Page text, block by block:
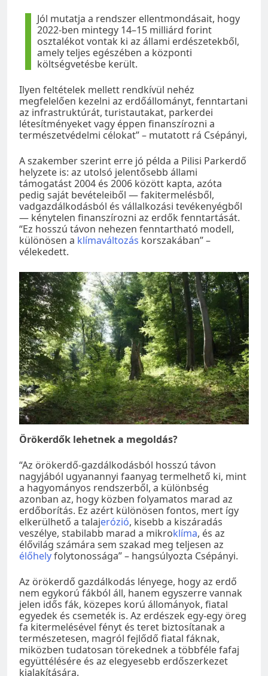
Jól mutatja a rendszer ellentmondásait, hogy
2022-ben mintegy 14–15 milliárd forint
osztalékot vontak ki az állami erdészetekből,
amely teljes egészében a központi
költségvetésbe került.
Ilyen feltételek mellett rendkívül nehéz
megfelelően kezelni az erdőállományt, fenntartani
az infrastruktúrát, turistautakat, parkerdei
létesítményeket vagy éppen finanszírozni a
természetvédelmi célokat” – mutatott rá Csépányi,
A szakember szerint erre jó példa a Pilisi Parkerdő
helyzete is: az utolsó jelentősebb állami
támogatást 2004 és 2006 között kapta, azóta
pedig saját bevételeiből — fakitermelésből,
vadgazdálkodásból és vállalkozási tevékenyégből
— kénytelen finanszírozni az erdők fenntartását.
“Ez hosszú távon nehezen fenntartható modell,
különösen a klímaváltozás korszakában” –
vélekedett.
Örökerdők lehetnek a megoldás?
“Az örökerdő-gazdálkodásból hosszú távon
nagyjából ugyanannyi faanyag termelhető ki, mint
a hagyományos rendszerből, a különbség
azonban az, hogy közben folyamatos marad az
erdőborítás. Ez azért különösen fontos, mert így
elkerülhető a talajerózió, kisebb a kiszáradás
veszélye, stabilabb marad a mikroklíma, és az
élővilág számára sem szakad meg teljesen az
élőhelyfolytonossága” – hangsúlyozta Csépányi.
Az örökerdő gazdálkodás lényege, hogy az erdő
nem egykorú fákból áll, hanem egyszerre vannak
jelen idős fák, közepes korú állományok, fiatal
egyedek és csemeték is. Az erdészek egy-egy öreg
fa kitermelésével fényt és teret biztosítanak a
természetesen, magról fejlődő fiatal fáknak,
miközben tudatosan törekednek a többféle fafaj
együttélésére és az elegyesebb erdőszerkezet
kialakítására.